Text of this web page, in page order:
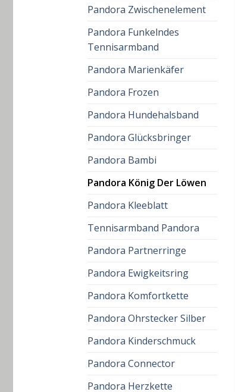
Pandora Zwischenelement
Pandora Funkelndes
Tennisarmband
Pandora Marienkäfer
Pandora Frozen
Pandora Hundehalsband
Pandora Glücksbringer
Pandora Bambi
Pandora König Der Löwen
Pandora Kleeblatt
Tennisarmband Pandora
Pandora Partnerringe
Pandora Ewigkeitsring
Pandora Komfortkette
Pandora Ohrstecker Silber
Pandora Kinderschmuck
Pandora Connector
Pandora Herzkette
pandora könig der
39.00
pandora könig der
€52.00